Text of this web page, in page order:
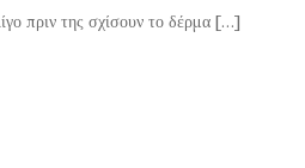
πριν της σχίσουν το δέρμα […]